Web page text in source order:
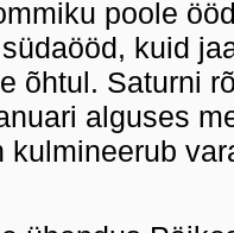
poole
kuid
õhtul. Saturni
alguses
kulmineerub